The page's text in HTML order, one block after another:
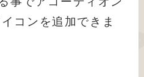
コンを追加できま